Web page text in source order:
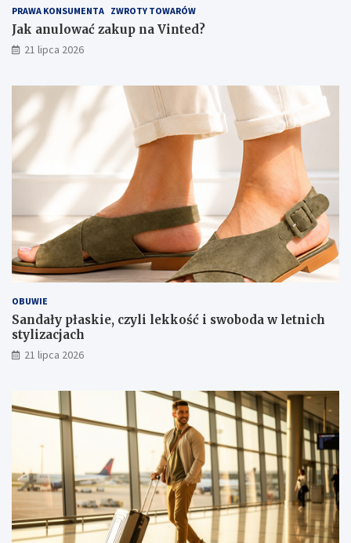
PRAWA KONSUMENTA ZWROTY TOWARÓW
Jak anulować zakup na Vinted?
21 lipca 2026
OBUWIE
Sandały płaskie, czyli lekkość i swoboda w letnich
stylizacjach
21 lipca 2026